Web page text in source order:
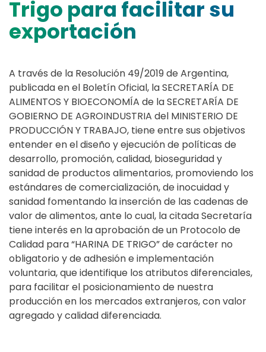
Trigo para facilitar su
exportación
A través de la Resolución 49/2019 de Argentina,
publicada en el Boletín Oficial, la SECRETARÍA DE
ALIMENTOS Y BIOECONOMÍA de la SECRETARÍA DE
GOBIERNO DE AGROINDUSTRIA del MINISTERIO DE
PRODUCCIÓN Y TRABAJO, tiene entre sus objetivos
entender en el diseño y ejecución de políticas de
desarrollo, promoción, calidad, bioseguridad y
sanidad de productos alimentarios, promoviendo los
estándares de comercialización, de inocuidad y
sanidad fomentando la inserción de las cadenas de
valor de alimentos, ante lo cual, la citada Secretaría
tiene interés en la aprobación de un Protocolo de
Calidad para “HARINA DE TRIGO” de carácter no
obligatorio y de adhesión e implementación
voluntaria, que identifique los atributos diferenciales,
para facilitar el posicionamiento de nuestra
producción en los mercados extranjeros, con valor
agregado y calidad diferenciada.